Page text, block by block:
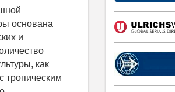
карп 1 424 2,36 0,93 0,072 2 422 2,34 0,94 0,073 3 453 2,52 0,92 0,072 Белый амур 1 680 3,78 0,99 0,092 2 637 3,54 0,96 0,086 3 703 3,91 0,94 0,086 Белый толстолобик 1 640 3,56 0,99 0,090 2 639 3,55 0,98 0,089 3 650 3,61 0,96 0,086 Так как посадочный материал по вариантам опыта различался по массе, то наиболее объективным показателем скорости роста в таких условиях является коэффициент массонакопления, не зависящий от массы сравниваемых рыб. Расчеты показали, что скорость роста рыбы сильно зависела от вида, но практически не завис